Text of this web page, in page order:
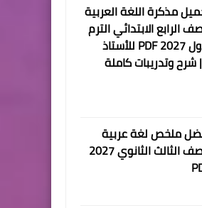
مذكرة اللغة العربية
الرابع الابتدائي الترم
الأول 2027 PDF للأستاذ
وتدريبات كاملة
ملخص لغة عربية
للصف الثالث الثانوي 2027